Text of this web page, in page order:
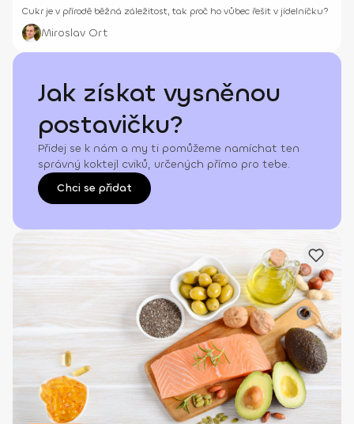
Cukr je v přírodě běžná záležitost, tak proč ho vůbec řešit v jídelníčku?
Miroslav Ort
Jak získat vysněnou
postavičku?
Přidej se k nám a my ti pomůžeme namíchat ten
správný koktejl cviků, určených přímo pro tebe.
Chci se přidat